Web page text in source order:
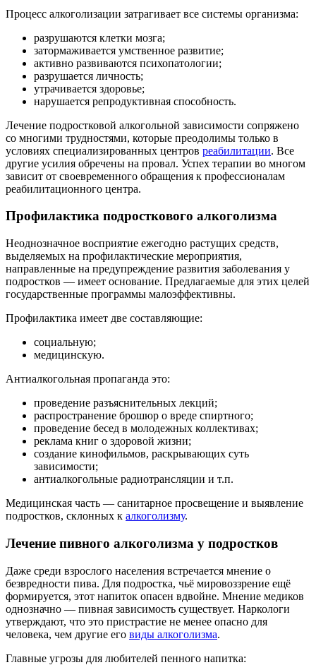
Процесс алкоголизации затрагивает все системы организма:
разрушаются клетки мозга;
затормаживается умственное развитие;
активно развиваются психопатологии;
разрушается личность;
утрачивается здоровье;
нарушается репродуктивная способность.
Лечение подростковой алкогольной зависимости сопряжено
со многими трудностями, которые преодолимы только в
условиях специализированных центров реабилитации. Все
другие усилия обречены на провал. Успех терапии во многом
зависит от своевременного обращения к профессионалам
реабилитационного центра.
Профилактика подросткового алкоголизма
Неоднозначное восприятие ежегодно растущих средств,
выделяемых на профилактические мероприятия,
направленные на предупреждение развития заболевания у
подростков — имеет основание. Предлагаемые для этих целей
государственные программы малоэффективны.
Профилактика имеет две составляющие:
социальную;
медицинскую.
Антиалкогольная пропаганда это:
проведение разъяснительных лекций;
распространение брошюр о вреде спиртного;
проведение бесед в молодежных коллективах;
реклама книг о здоровой жизни;
создание кинофильмов, раскрывающих суть
зависимости;
антиалкогольные радиотрансляции и т.п.
Медицинская часть — санитарное просвещение и выявление
подростков, склонных к алкоголизму.
Лечение пивного алкоголизма у подростков
Даже среди взрослого населения встречается мнение о
безвредности пива. Для подростка, чьё мировоззрение ещё
формируется, этот напиток опасен вдвойне. Мнение медиков
однозначно — пивная зависимость существует. Наркологи
утверждают, что это пристрастие не менее опасно для
человека, чем другие его виды алкоголизма.
Главные угрозы для любителей пенного напитка: